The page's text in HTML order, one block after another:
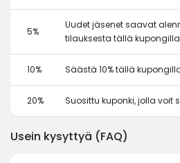
5%
Uudet jäsenet saavat
tilauksesta tällä kupongilla
10% Säästä 10% tällä
20% Suosittu kuponki, jolla voit
Usein kysyttyä (FAQ)